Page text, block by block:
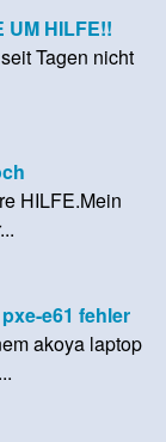
HILFE!!
Tagen nicht
HILFE.Mein
e61 fehler
akoya laptop